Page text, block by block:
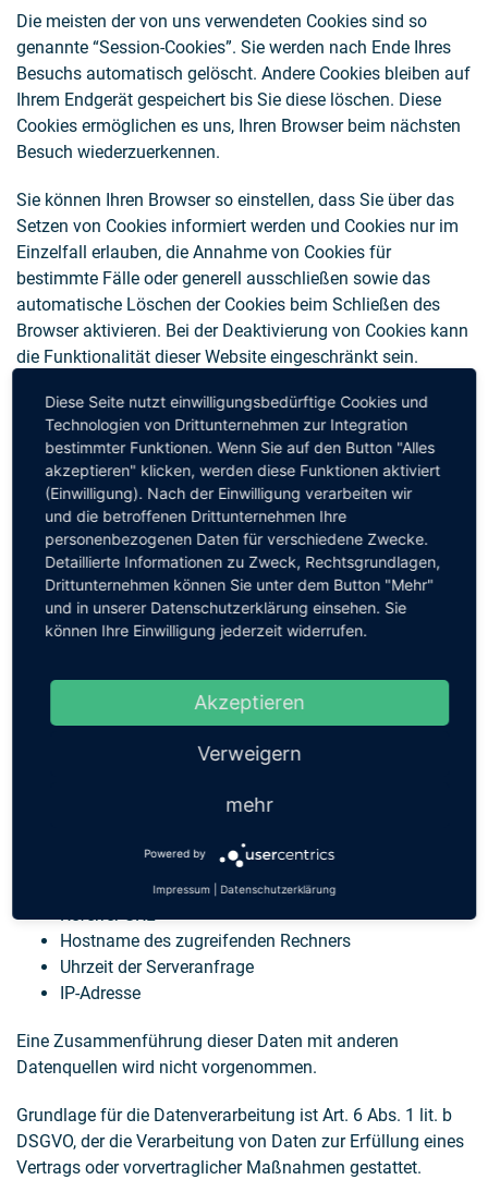
Die meisten der von uns verwendeten Cookies sind so
genannte “Session-Cookies”. Sie werden nach Ende Ihres
Besuchs automatisch gelöscht. Andere Cookies bleiben auf
Ihrem Endgerät gespeichert bis Sie diese löschen. Diese
Cookies ermöglichen es uns, Ihren Browser beim nächsten
Besuch wiederzuerkennen.
Sie können Ihren Browser so einstellen, dass Sie über das
Setzen von Cookies informiert werden und Cookies nur im
Einzelfall erlauben, die Annahme von Cookies für
bestimmte Fälle oder generell ausschließen sowie das
automatische Löschen der Cookies beim Schließen des
Browser aktivieren. Bei der Deaktivierung von Cookies kann
die Funktionalität dieser Website eingeschränkt sein.
Cookies, die zur Durchführung des elektronischen
Kommunikationsvorgangs oder zur Bereitstellung
bestimmter, von Ihnen erwünschter Funktionen (z.B.
Warenkorbfunktion) erforderlich sind, werden auf
Grundlage von Art. 6 Abs. 1 lit. f DSGVO gespeichert. Der
Websitebetreiber hat ein berechtigtes Interesse an der
Speicherung von Cookies zur technisch fehlerfreien und
optimierten Bereitstellung seiner Dienste. Soweit andere
Cookies (z.B. Cookies zur Analyse Ihres Surfverhaltens)
gespeichert werden, werden diese in dieser
Der Provider der Seiten erhebt und speichert automatisch
Browser automatisch an uns übermittelt. Dies sind:
Browsertyp und Browserversion
verwendetes Betriebssystem
Referrer URL
Hostname des zugreifenden Rechners
Uhrzeit der Serveranfrage
IP-Adresse
Eine Zusammenführung dieser Daten mit anderen
Datenquellen wird nicht vorgenommen.
Grundlage für die Datenverarbeitung ist Art. 6 Abs. 1 lit. b
DSGVO, der die Verarbeitung von Daten zur Erfüllung eines
Vertrags oder vorvertraglicher Maßnahmen gestattet.
Diese Seite nutzt einwilligungsbedürftige Cookies und
Technologien von Drittunternehmen zur Integration
bestimmter Funktionen. Wenn Sie auf den Button "Alles
akzeptieren" klicken, werden diese Funktionen aktiviert
(Einwilligung). Nach der Einwilligung verarbeiten wir
und die betroffenen Drittunternehmen Ihre
personenbezogenen Daten für verschiedene Zwecke.
Detaillierte Informationen zu Zweck, Rechtsgrundlagen,
Drittunternehmen können Sie unter dem Button "Mehr"
und in unserer Datenschutzerklärung einsehen. Sie
können Ihre Einwilligung jederzeit widerrufen.
Akzeptieren
Verweigern
mehr
Powered by
Impressum Datenschutzerklärung